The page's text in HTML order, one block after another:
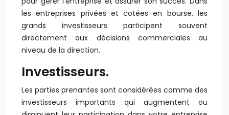
les entreprises privées et cotées en bourse, les
grands investisseurs participent souvent
directement aux décisions commerciales au
niveau de la direction.
Investisseurs.
Les parties prenantes sont considérées comme des
investisseurs importants qui augmentent ou